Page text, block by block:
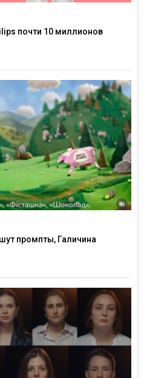
почти 10 миллионов
промпты, Галичина